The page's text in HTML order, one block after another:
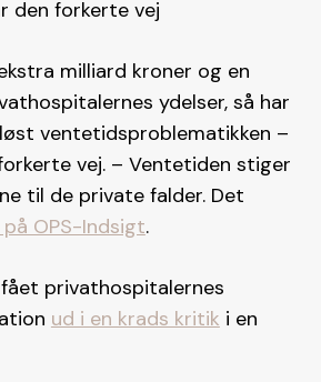
den forkerte vej
milliard kroner og en
ydelser, så har
ventetidsproblematikken –
vej. – Ventetiden stiger
til de private falder. Det
på OPS-Indsigt.
privathospitalernes
ud i en krads kritik i en